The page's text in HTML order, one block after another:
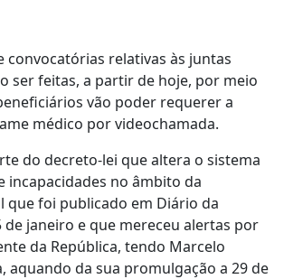
convocatórias relativas às juntas
ser feitas, a partir de hoje, por meio
vão poder requerer a
médico por videochamada.
do decreto-lei que altera o sistema
incapacidades no âmbito da
que foi publicado em Diário da
de janeiro e que mereceu alertas por
da República, tendo Marcelo
aquando da sua promulgação a 29 de